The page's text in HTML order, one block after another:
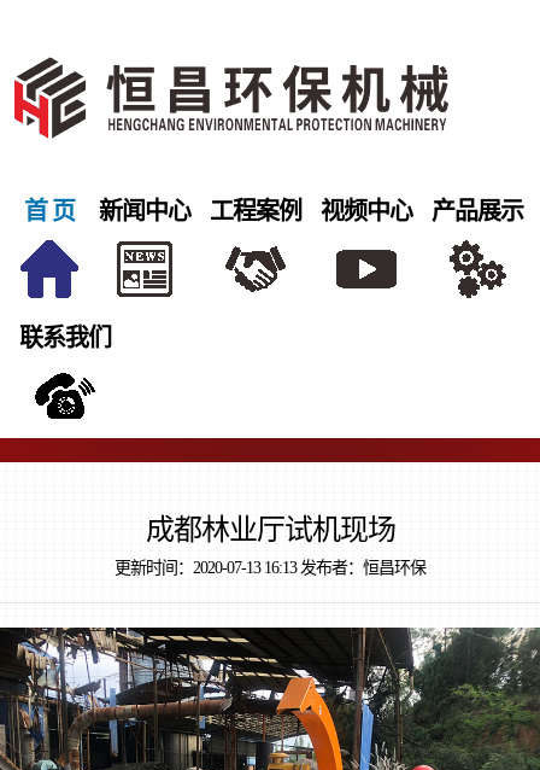
首 页 新闻中心 工程案例 视频中心 产品展示
联系我们
成都林业厅试机现场
更新时间：2020-07-13 16:13 发布者：恒昌环保